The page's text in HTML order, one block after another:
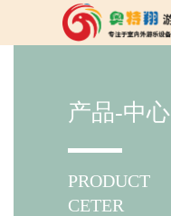
产品-中心
PRODUCT
CETER